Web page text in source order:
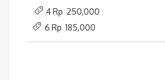
4 Rp 250,000
6 Rp 185,000